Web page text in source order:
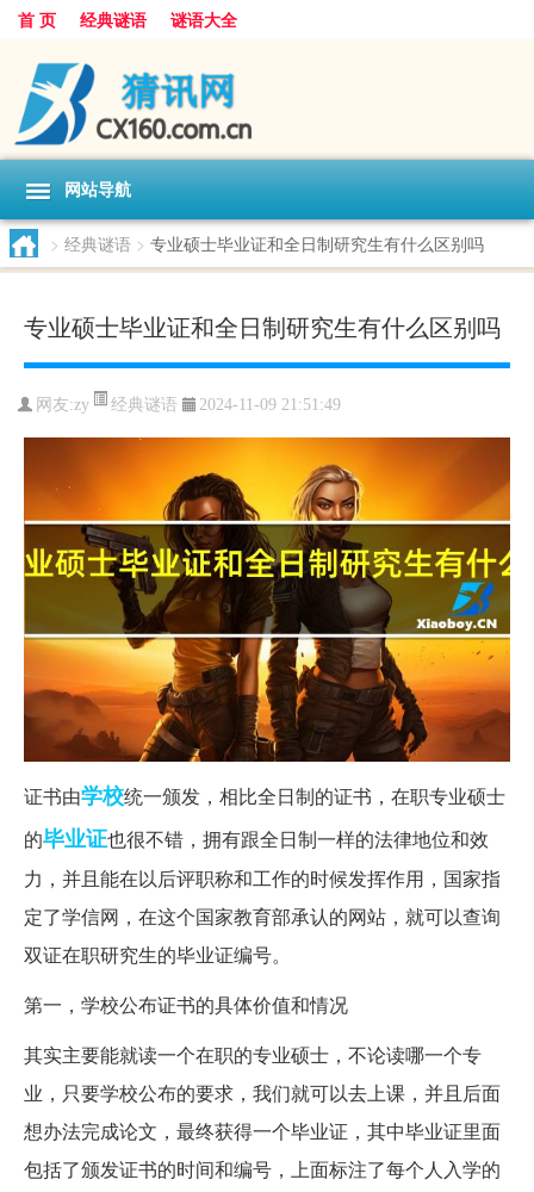
首 页 经典谜语 谜语大全
网站导航
> 经典谜语 > 专业硕士毕业证和全日制研究生有什么区别吗
专业硕士毕业证和全日制研究生有什么区别吗
网友:zy 经典谜语 2024-11-09 21:51:49
证书由学校统一颁发，相比全日制的证书，在职专业硕士
的毕业证也很不错，拥有跟全日制一样的法律地位和效
力，并且能在以后评职称和工作的时候发挥作用，国家指
定了学信网，在这个国家教育部承认的网站，就可以查询
双证在职研究生的毕业证编号。
第一，学校公布证书的具体价值和情况
其实主要能就读一个在职的专业硕士，不论读哪一个专
业，只要学校公布的要求，我们就可以去上课，并且后面
想办法完成论文，最终获得一个毕业证，其中毕业证里面
包括了颁发证书的时间和编号，上面标注了每个人入学的